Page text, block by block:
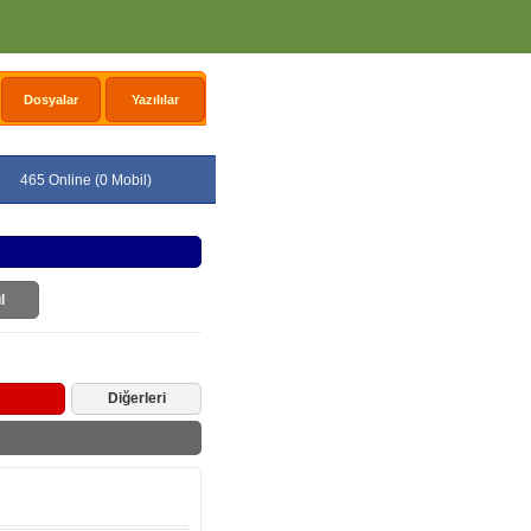
Dosyalar Yazılılar
465 Online (0 Mobil)
Diğerleri